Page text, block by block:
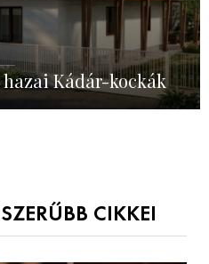
Kádár-kockák
CIKKEI